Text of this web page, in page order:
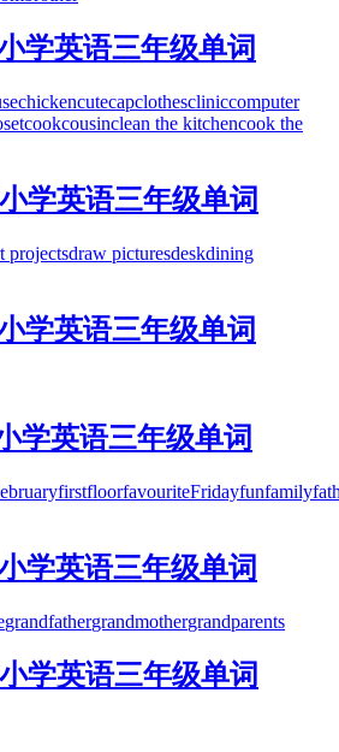
学英语三年级单词
chickencutecapclothescliniccomputer
cookcousinclean the kitchencook the
学英语三年级单词
projectsdraw picturesdeskdining
学英语三年级单词
学英语三年级单词
firstfloorfavouriteFridayfunfamily
学英语三年级单词
grandfathergrandmothergrandparents
学英语三年级单词